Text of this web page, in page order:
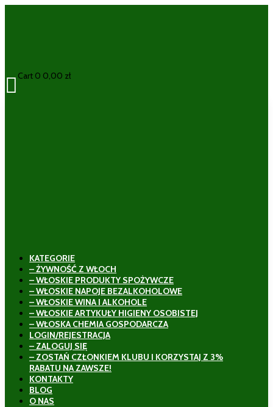
 Cart 0 0,00 zł
KATEGORIE
– ŻYWNOŚĆ Z WŁOCH
– WŁOSKIE PRODUKTY SPOŻYWCZE
– WŁOSKIE NAPOJE BEZALKOHOLOWE
– WŁOSKIE WINA I ALKOHOLE
– WŁOSKIE ARTYKUŁY HIGIENY OSOBISTEJ
– WŁOSKA CHEMIA GOSPODARCZA
LOGIN/REJESTRACJA
– ZALOGUJ SIĘ
– ZOSTAŃ CZŁONKIEM KLUBU I KORZYSTAJ Z 3%
RABATU NA ZAWSZE!
KONTAKTY
BLOG
O NAS